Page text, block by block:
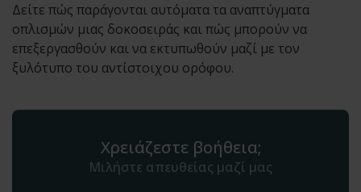
Δείτε πώς παράγονται αυτόματα τα αναπτύγματα
οπλισμών μιας δοκοσειράς και πώς μπορούν να
επεξεργασθούν και να εκτυπωθούν μαζί με τον
ξυλότυπο του αντίστοιχου ορόφου.
Χρειάζεστε βοήθεια;
Μιλήστε απευθείας μαζί μας